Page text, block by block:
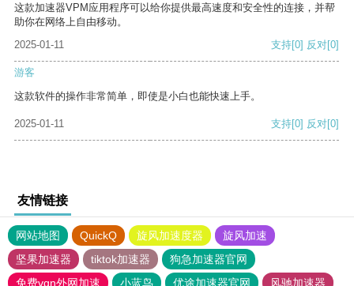
这款加速器VPM应用程序可以给你提供最高速度和安全性的连接，并帮
助你在网络上自由移动。
2025-01-11
支持[0] 反对[0]
游客
这款软件的操作非常简单，即使是小白也能快速上手。
2025-01-11 支持[0] 反对[0]
友情链接
网站地图 QuickQ 旋风加速度器
旋风加速
坚果加速器
tiktok加速器
狗急加速器官网
免费vqn外网加速
小蓝鸟 优途加速器官网
风驰加速器